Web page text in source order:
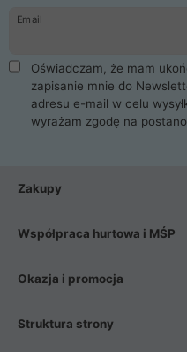
danych osobowych.
ProLine to czysta
Zaopatrzysz się u nas w
takie jak procesory, karty
dyski SSD, M.2 oraz HDD.
najlepszy zasilacz
Poza komputerami mamy
Smartfony takich
wentylatory. Na koniec
Email
Oświadczam, że mam
zapisanie mnie do
adresu e-mail w celu
wyrażam zgodę na
Zakupy
Współpraca hurtowa i MŚP
Okazja i promocja
Struktura strony